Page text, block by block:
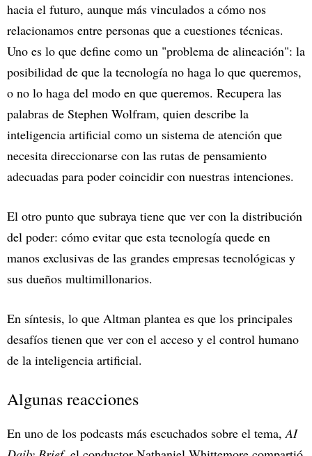
hacia el futuro, aunque más vinculados a cómo nos
relacionamos entre personas que a cuestiones técnicas.
Uno es lo que define como un "problema de alineación": la
posibilidad de que la tecnología no haga lo que queremos,
o no lo haga del modo en que queremos. Recupera las
palabras de Stephen Wolfram, quien describe la
inteligencia artificial como un sistema de atención que
necesita direccionarse con las rutas de pensamiento
adecuadas para poder coincidir con nuestras intenciones.
El otro punto que subraya tiene que ver con la distribución
del poder: cómo evitar que esta tecnología quede en
manos exclusivas de las grandes empresas tecnológicas y
sus dueños multimillonarios.
En síntesis, lo que Altman plantea es que los principales
desafíos tienen que ver con el acceso y el control humano
de la inteligencia artificial.
Algunas reacciones
En uno de los podcasts más escuchados sobre el tema,AI